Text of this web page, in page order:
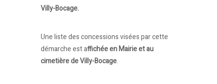
Villy-Bocage.
Une liste des concessions visées par cette
démarche est affichée en Mairie et au
cimetière de Villy-Bocage.